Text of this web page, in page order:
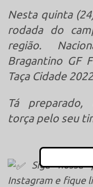
Nesta quinta
rodada do
região.
Bragantino GF
Taça Cidade
Tá preparado,
torça pelo seu
Siga nossa
Instagram e fique
This